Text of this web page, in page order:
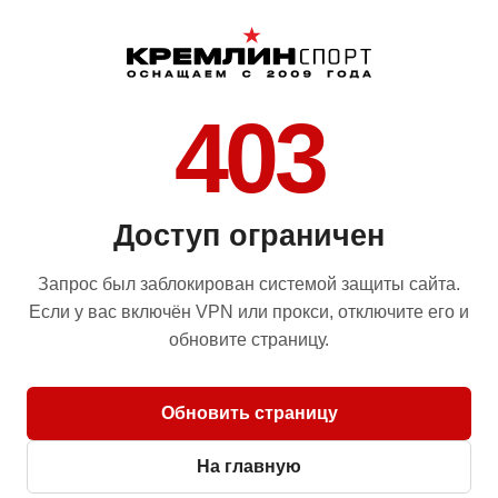
403
Доступ ограничен
Запрос был заблокирован системой защиты сайта.
Если у вас включён VPN или прокси, отключите его и
обновите страницу.
Обновить страницу
На главную